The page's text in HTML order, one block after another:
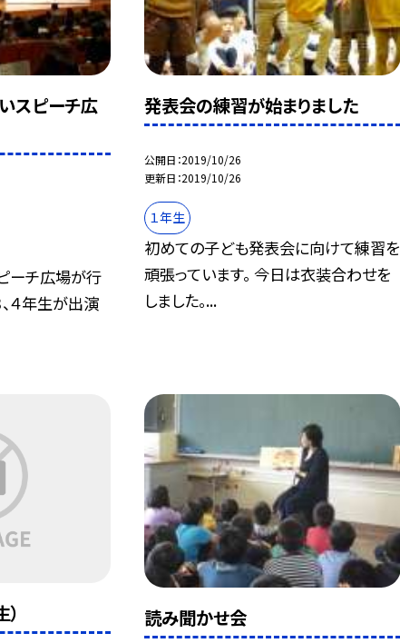
スピーチ広
ーチ広場が行
、４年生が出演
発表会の練習が始まりました
公開日 2019/10/26
更新日 2019/10/26
１年生
初めての子ども発表会に向けて練習を
頑張っています。 今日は衣装合わせを
しました。...
読み聞かせ会